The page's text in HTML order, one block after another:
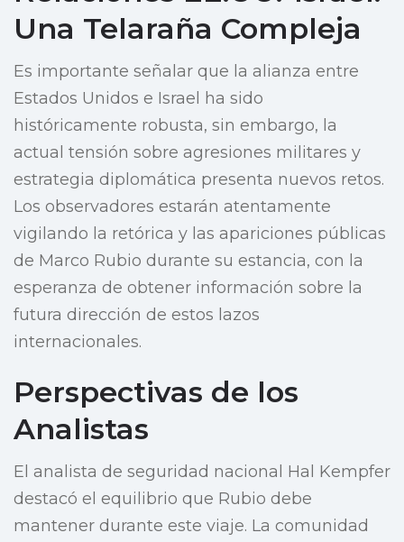
Una Telaraña Compleja
Es importante señalar que la alianza entre
Estados Unidos e Israel ha sido
históricamente robusta, sin embargo, la
actual tensión sobre agresiones militares y
estrategia diplomática presenta nuevos retos.
Los observadores estarán atentamente
vigilando la retórica y las apariciones públicas
de Marco Rubio durante su estancia, con la
esperanza de obtener información sobre la
futura dirección de estos lazos
internacionales.
Perspectivas de los
Analistas
El analista de seguridad nacional Hal Kempfer
destacó el equilibrio que Rubio debe
mantener durante este viaje. La comunidad